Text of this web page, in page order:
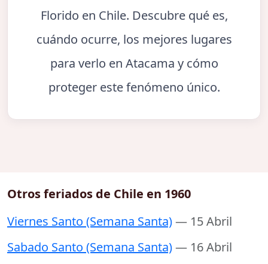
Florido en Chile. Descubre qué es,
cuándo ocurre, los mejores lugares
para verlo en Atacama y cómo
proteger este fenómeno único.
Otros feriados de Chile en 1960
Viernes Santo (Semana Santa)— 15 Abril
Sabado Santo (Semana Santa)— 16 Abril